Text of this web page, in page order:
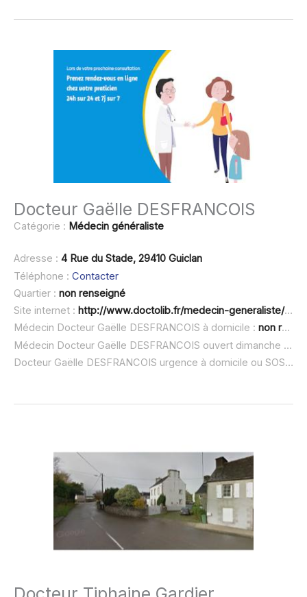
Docteur Gaëlle DESFRANCOIS
Catégorie : Médecin généraliste
Adresse : 4 Rue du Stade, 29410 Guiclan
Téléphone : Contacter
Quartier : non renseigné
Site internet : http://www.doctolib.fr/medecin-generaliste/guiclan/gaelle-desfrancois
Médecin Docteur Gaëlle DESFRANCOIS à domicile : non renseigné
Médecin Docteur Gaëlle DESFRANCOIS ouvert dimanche :
Docteur Gaëlle DESFRANCOIS urgence à domicile ou SOS médecin :